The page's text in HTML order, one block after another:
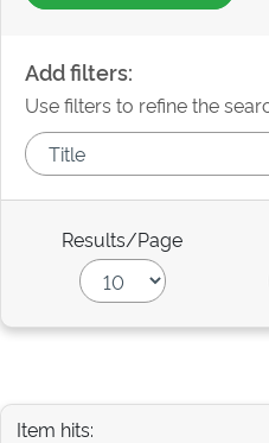
Add filters:
Use filters to refine the
Results/Page
Item hits: